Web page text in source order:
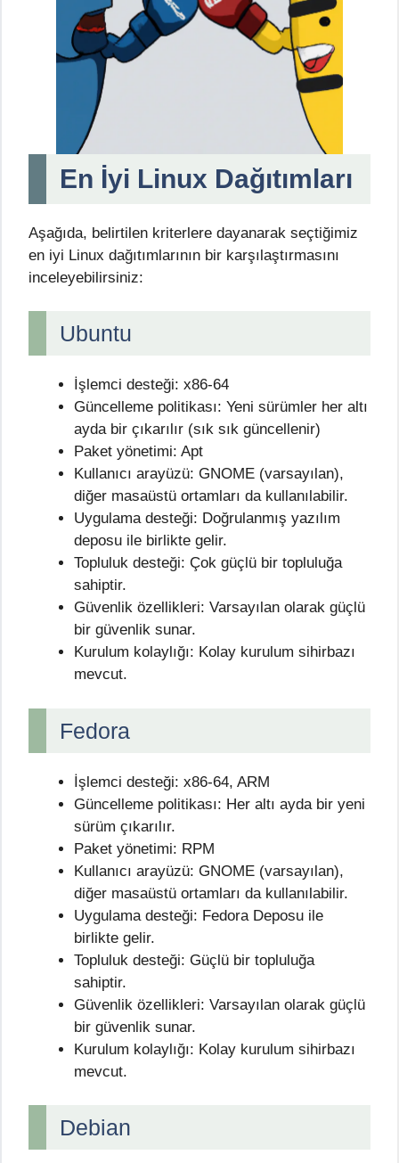
En İyi Linux Dağıtımları
Aşağıda, belirtilen kriterlere dayanarak seçtiğimiz
en iyi Linux dağıtımlarının bir karşılaştırmasını
inceleyebilirsiniz:
Ubuntu
İşlemci desteği: x86-64
Güncelleme politikası: Yeni sürümler her altı
ayda bir çıkarılır (sık sık güncellenir)
Paket yönetimi: Apt
Kullanıcı arayüzü: GNOME (varsayılan),
diğer masaüstü ortamları da kullanılabilir.
Uygulama desteği: Doğrulanmış yazılım
deposu ile birlikte gelir.
Topluluk desteği: Çok güçlü bir topluluğa
sahiptir.
Güvenlik özellikleri: Varsayılan olarak güçlü
bir güvenlik sunar.
Kurulum kolaylığı: Kolay kurulum sihirbazı
mevcut.
Fedora
İşlemci desteği: x86-64, ARM
Güncelleme politikası: Her altı ayda bir yeni
sürüm çıkarılır.
Paket yönetimi: RPM
Kullanıcı arayüzü: GNOME (varsayılan),
diğer masaüstü ortamları da kullanılabilir.
Uygulama desteği: Fedora Deposu ile
birlikte gelir.
Topluluk desteği: Güçlü bir topluluğa
sahiptir.
Güvenlik özellikleri: Varsayılan olarak güçlü
bir güvenlik sunar.
Kurulum kolaylığı: Kolay kurulum sihirbazı
mevcut.
Debian